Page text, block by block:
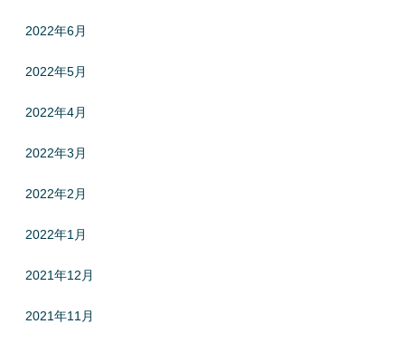
2022年6月
2022年5月
2022年4月
2022年3月
2022年2月
2022年1月
2021年12月
2021年11月